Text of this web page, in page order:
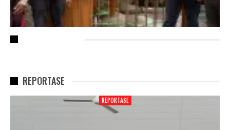
REPORTASE
REPORTASE